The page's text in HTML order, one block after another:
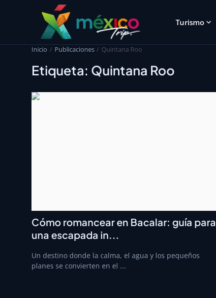
Turismo
Inicio Publicaciones Quintana Roo
Etiqueta: Quintana Roo
Cómo romancear en Bacalar: guía para
una escapada in...
Un destino donde la calma, el agua y los pequeños
planes se convierten en el ...